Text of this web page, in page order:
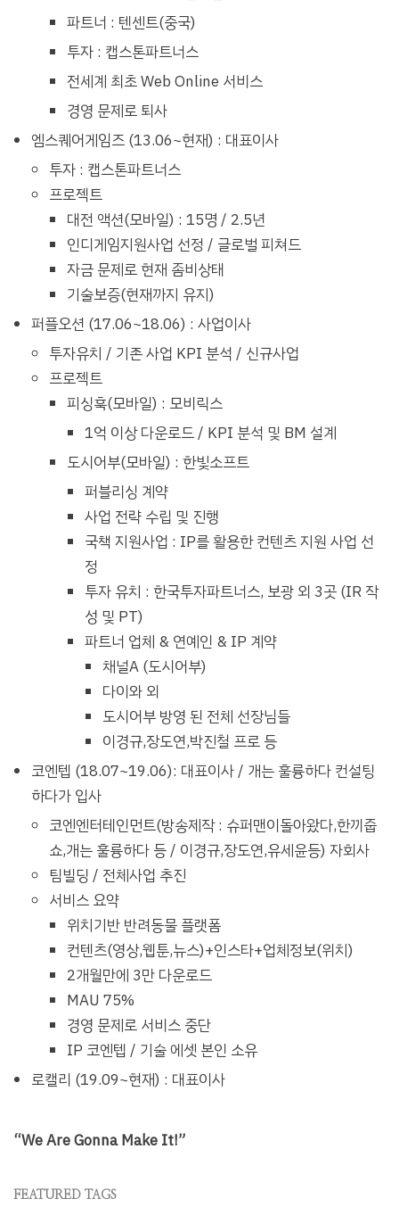
파트너 : 텐센트(중국)
투자 : 캡스톤파트너스
전세계 최초 Web Online 서비스
경영 문제로 퇴사
엠스퀘어게임즈 (13.06~현재) : 대표이사
투자 : 캡스톤파트너스
프로젝트
대전 액션(모바일) : 15명 / 2.5년
인디게임지원사업 선정 / 글로벌 피쳐드
자금 문제로 현재 좀비상태
기술보증(현재까지 유지)
퍼플오션 (17.06~18.06) : 사업이사
투자유치 / 기존 사업 KPI 분석 / 신규사업
프로젝트
피싱훅(모바일) : 모비릭스
1억 이상 다운로드 / KPI 분석 및 BM 설계
도시어부(모바일) : 한빛소프트
퍼블리싱 계약
사업 전략 수립 및 진행
국책 지원사업 : IP를 활용한 컨텐츠 지원 사업 선
정
투자 유치 : 한국투자파트너스, 보광 외 3곳 (IR 작
성 및 PT)
파트너 업체 & 연예인 & IP 계약
채널A (도시어부)
다이와 외
도시어부 방영 된 전체 선장님들
이경규,장도연,박진철 프로 등
코엔텝 (18.07~19.06): 대표이사 / 개는 훌륭하다 컨설팅
하다가 입사
코엔엔터테인먼트(방송제작 : 슈퍼맨이돌아왔다,한끼줍
쇼,개는 훌륭하다 등 / 이경규,장도연,유세윤등) 자회사
팀빌딩 / 전체사업 추진
서비스 요약
위치기반 반려동물 플랫폼
컨텐츠(영상,웹툰,뉴스)+인스타+업체정보(위치)
2개월만에 3만 다운로드
MAU 75%
경영 문제로 서비스 중단
IP 코엔텝 / 기술 에셋 본인 소유
로캘리 (19.09~현재) : 대표이사
“We Are Gonna Make It!”
FEATURED TAGS